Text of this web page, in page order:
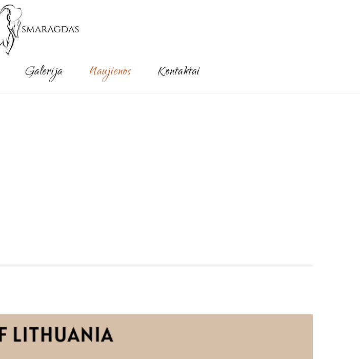
Galerija Naujienos Kontaktai